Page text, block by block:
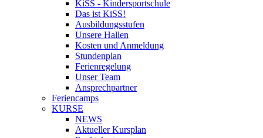
KiSS - Kindersportschule
Das ist KiSS!
Ausbildungsstufen
Unsere Hallen
Kosten und Anmeldung
Stundenplan
Ferienregelung
Unser Team
Ansprechpartner
Feriencamps
KURSE
NEWS
Aktueller Kursplan